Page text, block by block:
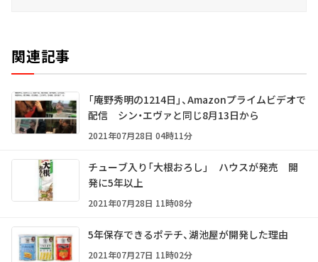
関連記事
「庵野秀明の1214日」、Amazonプライムビデオで
配信 シン・エヴァと同じ8月13日から
2021年07月28日 04時11分
チューブ入り「大根おろし」 ハウスが発売 開
発に5年以上
2021年07月28日 11時08分
5年保存できるポテチ、湖池屋が開発した理由
2021年07月27日 11時02分